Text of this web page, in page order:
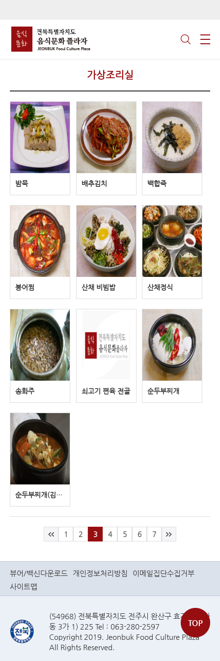
가상조리실
밤묵 배추김치 백합죽
붕어찜 산채 비빔밥 산채정식
송화주 쇠고기 편육 전골 순두부찌개
순두부찌개(김시원)
1 2 3 4 5 6 7
뷰어/백신다운로드 개인정보처리방침
이메일집단수집거부
사이트맵
(54968) 전북특별자치도 전주시 완산구 효자로(효자
동 3가 1) 225 Tel : 063-280-2597
Copyright 2019. Jeonbuk Food Culture Plaza
All Rights Reserved.